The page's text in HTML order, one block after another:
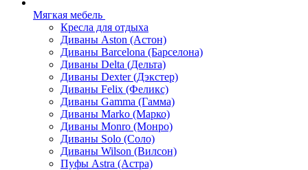
Мягкая мебель
Кресла для отдыха
Диваны Aston (Астон)
Диваны Barcelona (Барселона)
Диваны Delta (Дельта)
Диваны Dexter (Дэкстер)
Диваны Felix (Феликс)
Диваны Gamma (Гамма)
Диваны Marko (Марко)
Диваны Monro (Монро)
Диваны Solo (Соло)
Диваны Wilson (Вилсон)
Пуфы Astra (Астра)